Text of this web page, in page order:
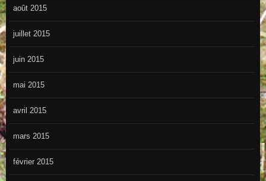
août 2015
juillet 2015
juin 2015
mai 2015
avril 2015
mars 2015
février 2015